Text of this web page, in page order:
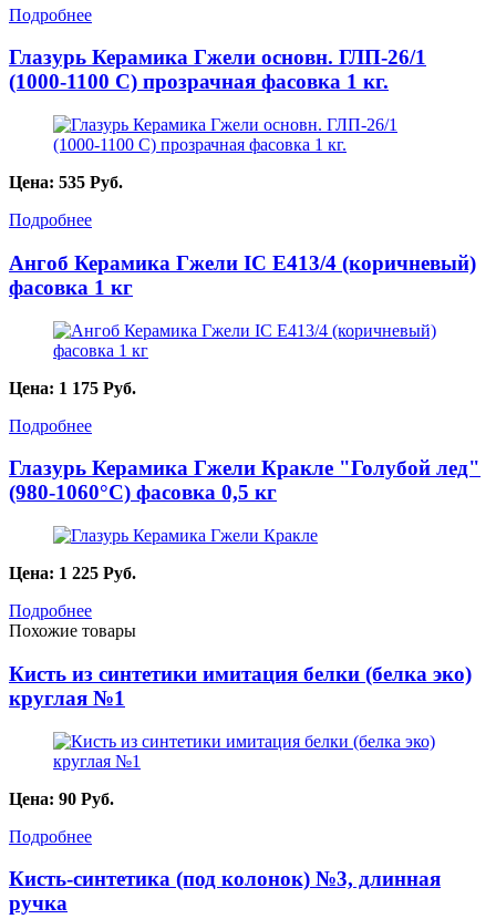
Подробнее
Глазурь Керамика Гжели основн. ГЛП-26/1
(1000-1100 С) прозрачная фасовка 1 кг.
Цена: 535 Руб.
Подробнее
Ангоб Керамика Гжели IC Е413/4 (коричневый)
фасовка 1 кг
Цена: 1 175 Руб.
Подробнее
Глазурь Керамика Гжели Кракле "Голубой лед"
(980-1060°С) фасовка 0,5 кг
Цена: 1 225 Руб.
Подробнее
Похожие товары
Кисть из синтетики имитация белки (белка эко)
круглая №1
Цена: 90 Руб.
Подробнее
Кисть-синтетика (под колонок) №3, длинная
ручка